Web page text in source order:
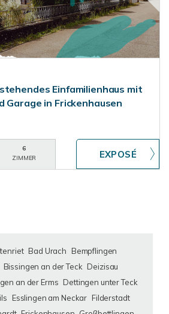
Einfamilienhaus mit
Garage in Frickenhausen
6
ZIMMER
Bad Urach
Bempflingen
Bissingen an der Teck Deizisau
an der Erms Dettingen unter Teck
Esslingen am Neckar Filderstadt